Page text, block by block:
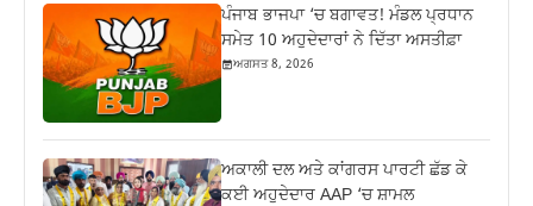
ਪੰਜਾਬ ਭਾਜਪਾ ‘ਚ ਬਗਾਵਤ! ਮੰਡਲ ਪ੍ਰਧਾਨ
ਸਮੇਤ 10 ਅਹੁਦੇਦਾਰਾਂ ਨੇ ਦਿੱਤਾ ਅਸਤੀਫ਼ਾ
ਅਗਸਤ 8, 2026
ਅਕਾਲੀ ਦਲ ਅਤੇ ਕਾਂਗਰਸ ਪਾਰਟੀ ਛੱਡ ਕੇ
ਕਈ ਅਹੁਦੇਦਾਰ AAP ‘ਚ ਸ਼ਾਮਲ